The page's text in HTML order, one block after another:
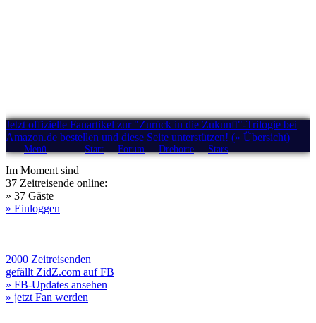
Jetzt offizielle Fanartikel zur "Zurück in die Zukunft"-Trilogie bei
Amazon.de bestellen und diese Seite unterstützen! (» Übersicht)
Menü Start Forum Drehorte Stars
Im Moment sind
37 Zeitreisende online:
» 37 Gäste
» Einloggen
2000 Zeitreisenden
gefällt ZidZ.com auf FB
» FB-Updates ansehen
» jetzt Fan werden